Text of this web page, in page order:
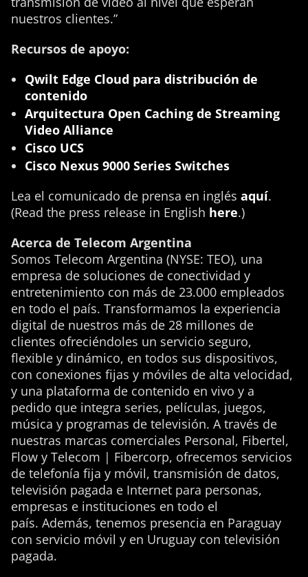
nuestros clientes.”
Recursos de apoyo:
Qwilt Edge Cloud para distribución de
contenido
Arquitectura Open Caching de Streaming
Video Alliance
Cisco UCS
Cisco Nexus 9000 Series Switches
Lea el comunicado de prensa en inglés aquí.
(Read the press release in English here.)
Acerca de Telecom Argentina
Somos Telecom Argentina (NYSE: TEO), una
empresa de soluciones de conectividad y
entretenimiento con más de 23.000 empleados
en todo el país. Transformamos la experiencia
digital de nuestros más de 28 millones de
clientes ofreciéndoles un servicio seguro,
flexible y dinámico, en todos sus dispositivos,
con conexiones fijas y móviles de alta velocidad,
y una plataforma de contenido en vivo y a
pedido que integra series, películas, juegos,
música y programas de televisión. A través de
nuestras marcas comerciales Personal, Fibertel,
Flow y Telecom | Fibercorp, ofrecemos servicios
de telefonía fija y móvil, transmisión de datos,
televisión pagada e Internet para personas,
empresas e instituciones en todo el
país. Además, tenemos presencia en Paraguay
con servicio móvil y en Uruguay con televisión
pagada.